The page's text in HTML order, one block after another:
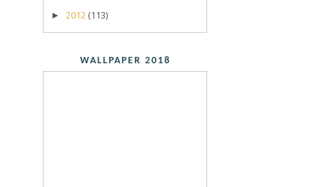
► 2012 (113)
WALLPAPER 2018